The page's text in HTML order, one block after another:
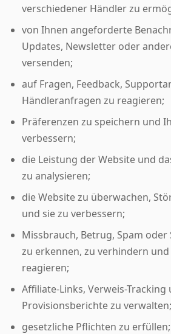
verschiedener Händler zu
von Ihnen angeforderte
Updates, Newsletter oder
versenden;
auf Fragen, Feedback,
Händleranfragen zu reagieren;
Präferenzen zu speichern und
verbessern;
die Leistung der Website und
zu analysieren;
die Website zu überwachen,
und sie zu verbessern;
Missbrauch, Betrug, Spam
zu erkennen, zu verhindern
reagieren;
Affiliate-Links, Verweis-Tracking
Provisionsberichte zu verwalten;
gesetzliche Pflichten zu erfüllen;